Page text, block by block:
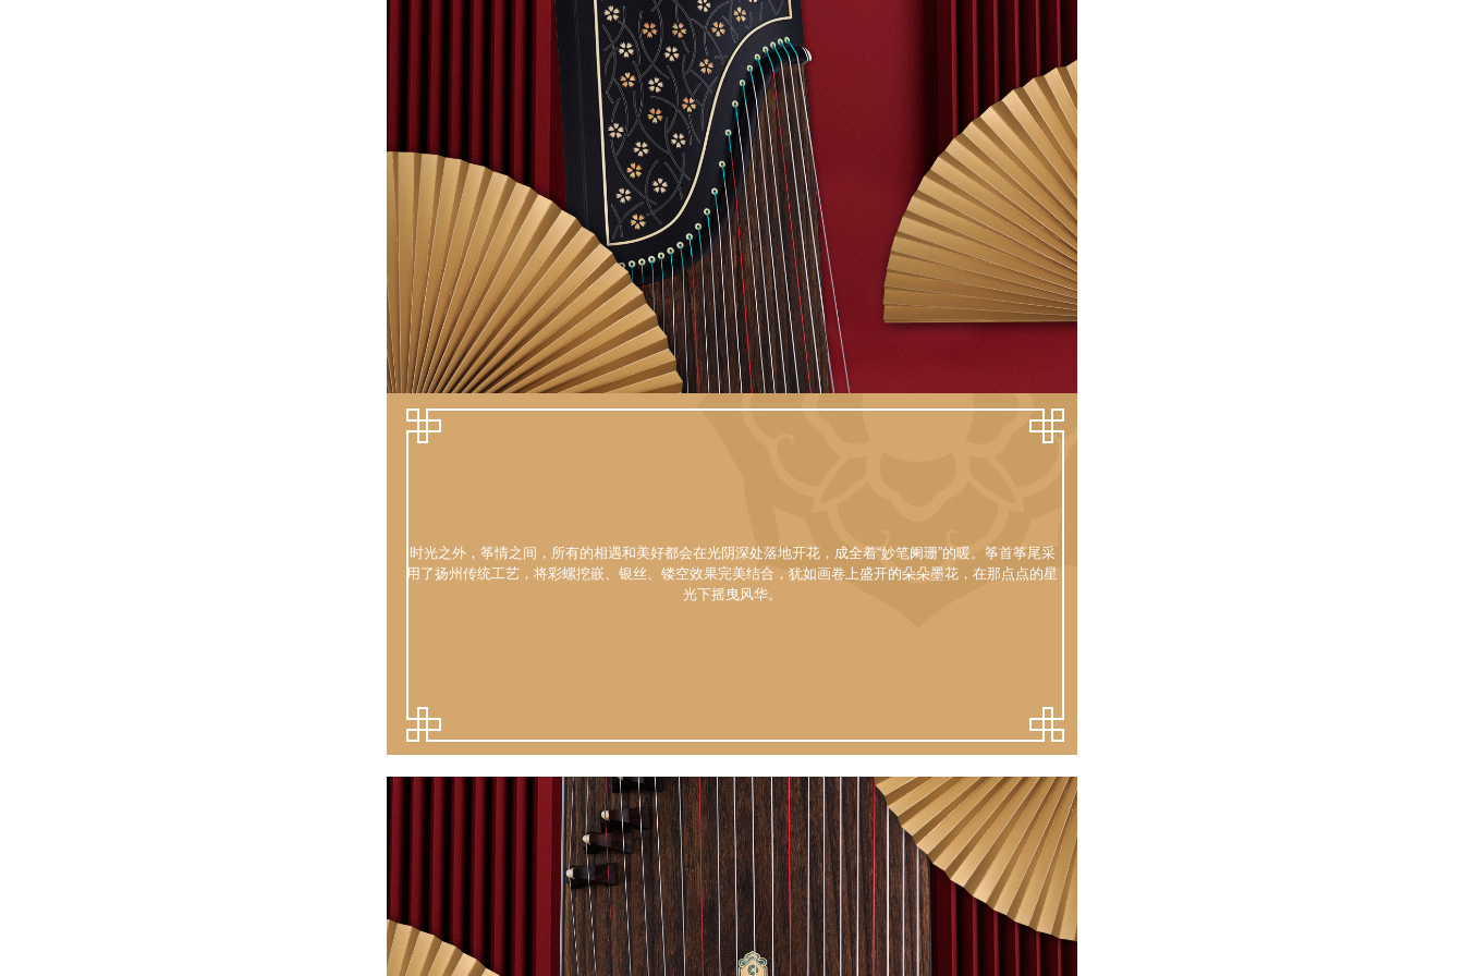
时光之外，筝情之间，所有的相遇和美好都会在光阴深处落地开花，成全着“妙笔阑珊”的暖。筝首筝尾采
用了扬州传统工艺，将彩螺挖嵌、银丝、镂空效果完美结合，犹如画卷上盛开的朵朵墨花，在那点点的星
光下摇曳风华。